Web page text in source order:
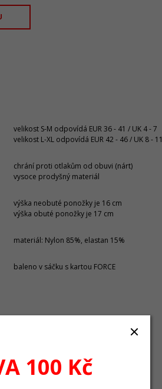
velikost S-M odpovídá EUR 36 - 41 / UK 4 - 7
velikost L-XL odpovídá EUR 42 - 46 / UK 8 - 11
chrání proti otlakům od obuvi (nárt)
vysoce prodyšný materiál
výška neobuté ponožky je 16 cm
výška obuté ponožky je 17 cm
materiál: Nylon 85%, elastan 15%
baleno v sáčku s kartou FORCE
100 Kč